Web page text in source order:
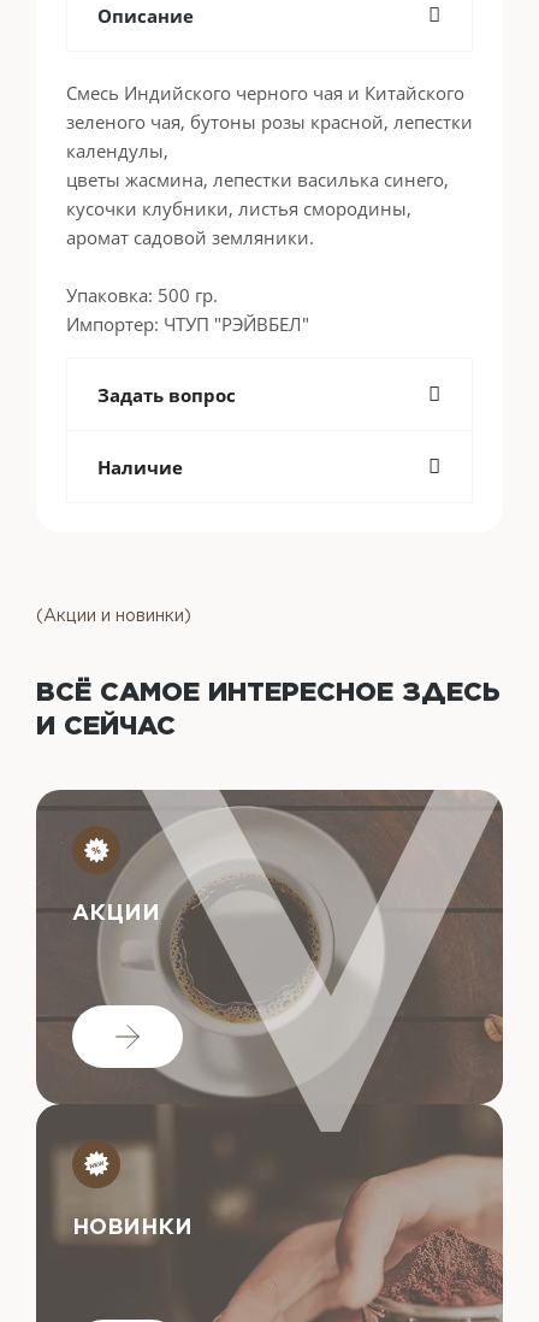
Описание
Смесь Индийского черного чая и Китайского
зеленого чая, бутоны розы красной, лепестки
календулы,
цветы жасмина, лепестки василька синего,
кусочки клубники, листья смородины,
аромат садовой земляники.
Упаковка: 500 гр.
Импортер: ЧТУП "РЭЙВБЕЛ"
Задать вопрос
Наличие
(Акции и новинки)
ВСЁ САМОЕ ИНТЕРЕСНОЕ ЗДЕСЬ
И СЕЙЧАС
АКЦИИ
НОВИНКИ